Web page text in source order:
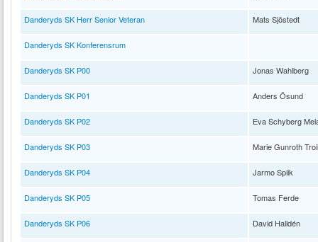
Danderyds SK Herr Senior Veteran Mats Sjöstedt
Danderyds SK Konferensrum
Danderyds SK P00 Jonas Wahlberg
Danderyds SK P01 Anders Ösund
Danderyds SK P02 Eva Schyberg
Danderyds SK P03 Marie Gunroth
Danderyds SK P04 Jarmo Spiik
Danderyds SK P05 Tomas Ferde
Danderyds SK P06 David Halldén